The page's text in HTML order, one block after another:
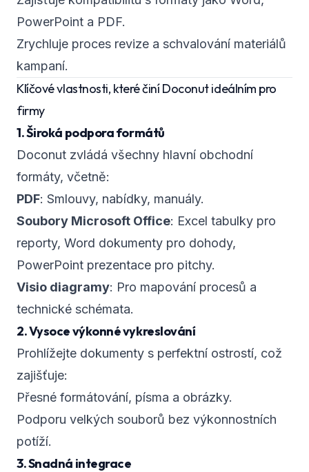
PowerPoint a PDF.
Zrychluje proces revize a schvalování materiálů
kampaní.
Klíčové vlastnosti, které činí Doconut ideálním pro
firmy
1. Široká podpora formátů
Doconut zvládá všechny hlavní obchodní
formáty, včetně:
PDF: Smlouvy, nabídky, manuály.
Soubory Microsoft Office: Excel tabulky pro
reporty, Word dokumenty pro dohody,
PowerPoint prezentace pro pitchy.
Visio diagramy: Pro mapování procesů a
technické schémata.
2. Vysoce výkonné vykreslování
Prohlížejte dokumenty s perfektní ostrostí, což
zajišťuje:
Přesné formátování, písma a obrázky.
Podporu velkých souborů bez výkonnostních
potíží.
3. Snadná integrace